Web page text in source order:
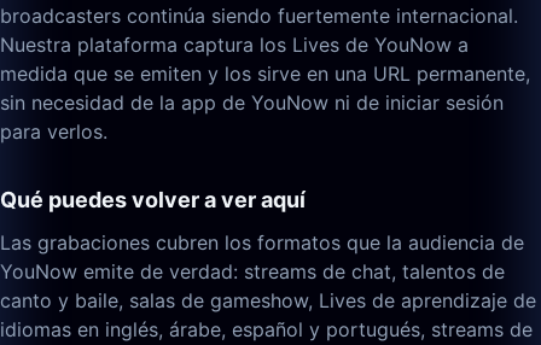
broadcasters continúa siendo fuertemente internacional.
Nuestra plataforma captura los Lives de YouNow a
medida que se emiten y los sirve en una URL permanente,
sin necesidad de la app de YouNow ni de iniciar sesión
para verlos.
Qué puedes volver a ver aquí
Las grabaciones cubren los formatos que la audiencia de
YouNow emite de verdad: streams de chat, talentos de
canto y baile, salas de gameshow, Lives de aprendizaje de
idiomas en inglés, árabe, español y portugués, streams de